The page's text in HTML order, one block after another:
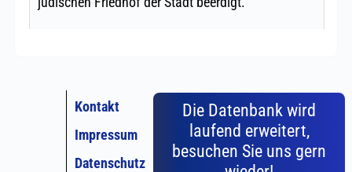
Kontakt
Impressum
Datenschutz
Die Datenbank wird
laufend erweitert,
besuchen Sie uns gern